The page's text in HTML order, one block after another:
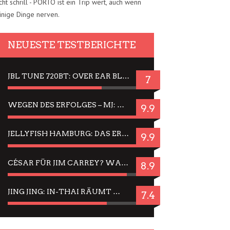
schrill - PORTO ist ein Trip wert, auch wenn
Dinge nerven.
NEUESTE TESTBERICHTE
JBL TUNE 720BT: OVER EAR BLUETOOTH KOPFHÖRER UM DIE 50,-€ IM DAUER-TEST 7
WEGEN DES ERFOLGES – MJ: MICHAEL JACKSON MUSICAL IN EINER MATINEE SEHEN 9.9
JELLYFISH HAMBURG: DAS ERFOLGREICHE SOMMER-MENÜ 2025 IN GEFÜHLEN UND BILDERN 9.9
CÉSAR FÜR JIM CARREY? WARUM DAS EINER DER NERVIGSTEN ACTORS IST UND BLEIBT 8.9
JING JING: IN-THAI RÄUMT WIEDER TITEL AB – EIN ZWEI-STUNDEN-ERLEBNISBERICHT 7.4